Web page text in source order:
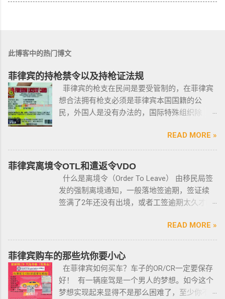
此博客中的热门博文
菲律宾的持枪禁令以及持枪证法规
菲律宾的枪支在民间是要受管制的，在菲律宾
想合法拥有枪支必须是菲律宾本国国籍的公
民，外国人是没有办法的，国际特殊组织除
格，例如，枪支的所有权，由菲律宾国家警察
局的枪支和爆炸物部门监管，该部门先进行背
景调查，再向申请人发放枪支许可证，如果想
获得枪支，这个审核的过程是必不可少的。 在
菲律宾申请合法持有枪支，申请人必须年满21
岁，并且通过背景调查，才能获得持有执照。
丶精神病学检查丶国家警察许可丶参加菲律宾
宾的相关法律，一些行业的从业人员如律师丶
菲律宾律师协会的成员丶注册会计师丶有资质
的媒体从业人员丶出纳丶银行柜员丶天主教神
父丶基督教牧师丶犹太教拉比丶伊斯兰教阿訇
READ MORE »
菲律宾离境令OTL和遣返令VDO
什么是离境令（Order To Leave） 由移民局签
发的强制离境通知，一般落地签逾期，签证续
签满了2年还没有出境，或者工签逾期太久才降
工签，47a(2)签证，降签之后，也是带离境令
的，移民局要求必须离境。 多数情况下，被发
离境令，只要在规定时间内离开菲律宾，是不
会上移民局黑名单的。想了解更多最新信息欢
迎联系和咨询我们，微信：BGC998 电报
@BGC998 Whats app：+63 912-0912-222 电
READ MORE »
菲律宾购车的那些坑你要小心
在菲律宾如何买车？车子的OR/CR一定要保存
好！ 有一辆座驾是一个男人的梦想。如今这个
梦想实现起来显得不是那么困难了，至少你不